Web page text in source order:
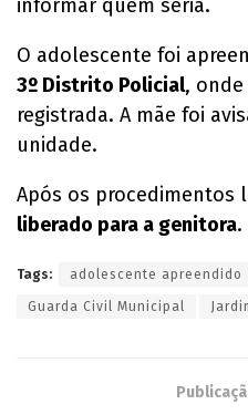
informar quem seria.
O adolescente foi
3º Distrito Policial, onde
registrada. A mãe foi
unidade.
Após os procedimentos
liberado para a genitora.
Tags: adolescente apreendido
Guarda Civil Municipal